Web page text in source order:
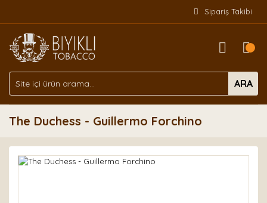
Sipariş Takibi
ARA
The Duchess - Guillermo Forchino